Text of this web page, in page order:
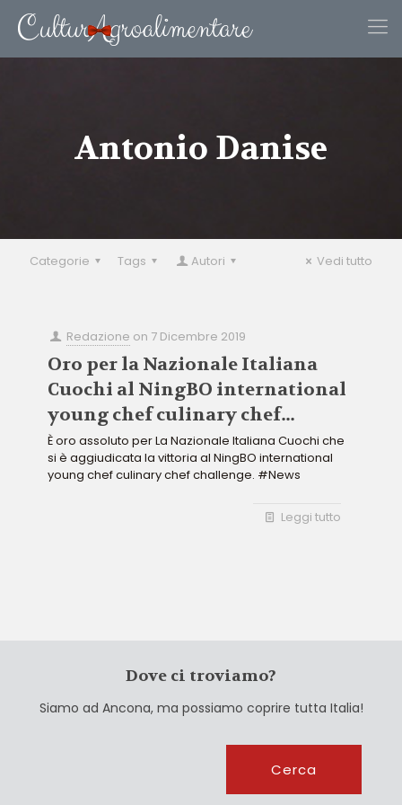
Antonio Danise
Categorie Tags Autori Vedi tutto
Redazione on 7 Dicembre 2019
Oro per la Nazionale Italiana
Cuochi al NingBO international
young chef culinary chef
challenge
È oro assoluto per La Nazionale Italiana Cuochi che
si è aggiudicata la vittoria al NingBO international
young chef culinary chef challenge. #News
Leggi tutto
Dove ci troviamo?
Siamo ad Ancona, ma possiamo coprire tutta Italia!
Cerca